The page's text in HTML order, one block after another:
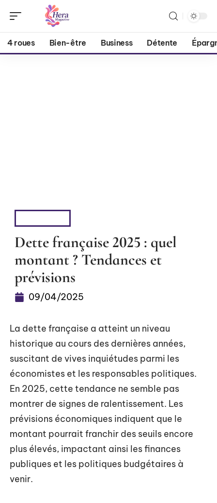
4 roues Bien-être Business Détente
Dette française 2025 : quel
montant ? Tendances et
prévisions
09/04/2025
La dette française a atteint un niveau
historique au cours des dernières années,
suscitant de vives inquiétudes parmi les
économistes et les responsables politiques.
En 2025, cette tendance ne semble pas
montrer de signes de ralentissement. Les
prévisions économiques indiquent que le
montant pourrait franchir des seuils encore
plus élevés, impactant ainsi les finances
publiques et les politiques budgétaires à
venir.